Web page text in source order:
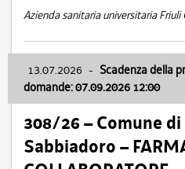
Azienda sanitaria universitaria Friuli
13.07.2026 - Scadenza della
domande: 07.09.2026 12:00
308/26 – Comune
Sabbiadoro –